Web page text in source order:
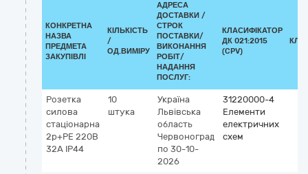
КОНКРЕТНА
НАЗВА
ПРЕДМЕТА
ЗАКУПІВЛІ
КІЛЬКІСТЬ
/
ОД.ВИМІРУ
АДРЕСА
ДОСТАВКИ /
СТРОК
ПОСТАВКИ/
ВИКОНАННЯ
РОБІТ/
НАДАННЯ
ПОСЛУГ:
КЛАСИФІКАТОР
ДК 021:2015
(CPV)
Розетка
силова
стаціонарна
2р+РЕ 220В
32А ІР44
10
штука
Україна
Львівська
область
Червоноград
по 30-10-
2026
31220000-4
Елементи
електричних
схем